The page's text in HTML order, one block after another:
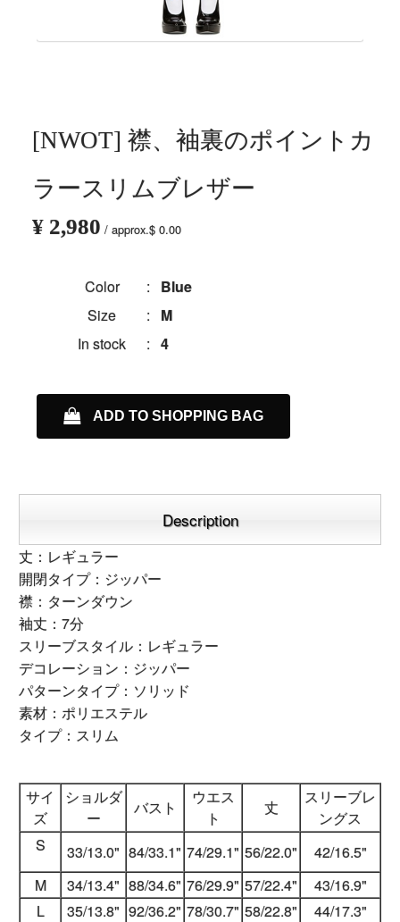
[NWOT] 襟、袖裏のポイントカ
ラースリムブレザー
¥ 2,980 / approx.$ 0.00
Color : Blue
Size
: M
In stock
: 4
ADD TO SHOPPING BAG
Description
丈：レギュラー
開閉タイプ：ジッパー
襟：ターンダウン
袖丈：7分
スリーブスタイル：レギュラー
デコレーション：ジッパー
パターンタイプ：ソリッド
素材：ポリエステル
タイプ：スリム
サイ
ズ
ショルダ
ー
バスト
ウエス
ト
丈
スリーブレ
ングス
S
33/13.0" 84/33.1" 74/29.1" 56/22.0"
42/16.5"
M
34/13.4" 88/34.6" 76/29.9" 57/22.4"
43/16.9"
L
35/13.8" 92/36.2" 78/30.7" 58/22.8"
44/17.3"